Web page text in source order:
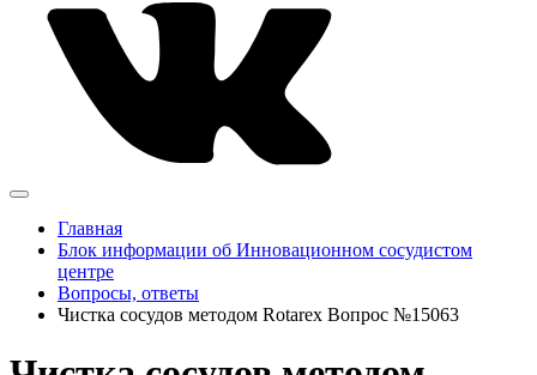
Главная
Блок информации об Инновационном сосудистом
центре
Вопросы, ответы
Чистка сосудов методом Rotarex Вопрос №15063